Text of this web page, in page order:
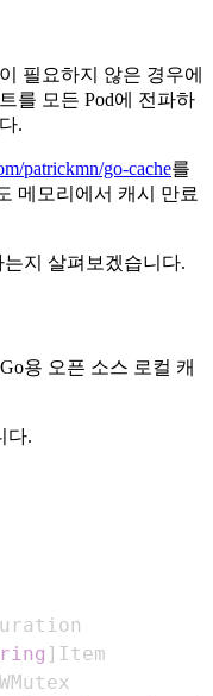
필요하지 않은 경우에
를 모든 Pod에 전파하
.
patrickmn/go-cache를
메모리에서 캐시 만료
는지 살펴보겠습니다.
용 오픈 소스 로컬 캐
다.
]